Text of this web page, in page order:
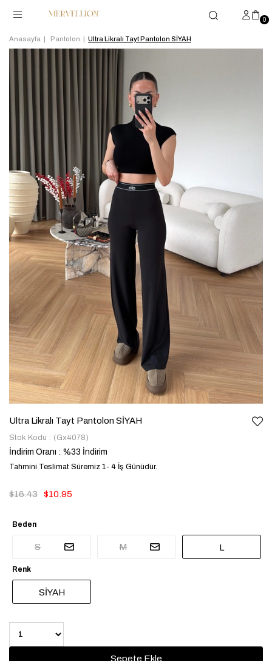
0
Anasayfa Pantolon Ultra Likralı Tayt Pantolon SİYAH
Ultra Likralı Tayt Pantolon SİYAH
Stok Kodu (Gx4078)
İndirim Oranı : %33 İndirim
Tahmini Teslimat Süremiz 1- 4 İş Günüdür.
$16.43 $10.95
Beden
S M L
Renk
SİYAH